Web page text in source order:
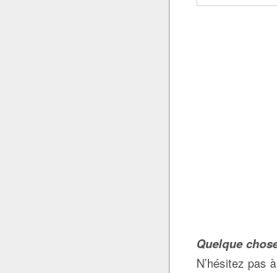
Quelque
N’hésitez pas